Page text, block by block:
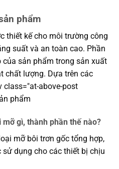
phẩm
thiết kế cho môi trường công
suất và an toàn cao. Phần
sản phẩm trong sản xuất
chất lượng. Dựa trên các
above-post
phẩm
gì, thành phần thế nào?
mỡ bôi trơn gốc tổng hợp,
dụng cho các thiết bị chịu